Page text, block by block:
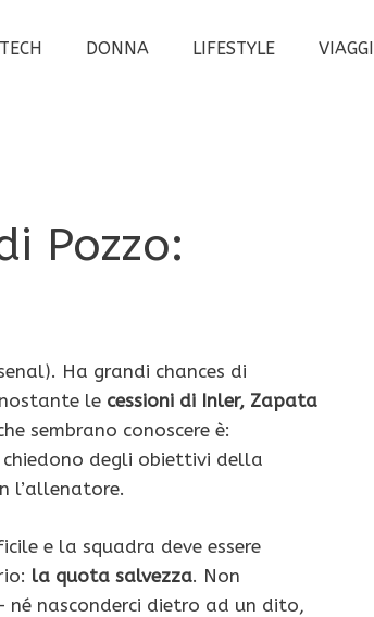
TECH DONNA LIFESTYLE VIAGGI
Pozzo:
Ha grandi chances di
le cessioni di Inler, Zapata
sembrano conoscere è:
degli obiettivi della
l’allenatore.
e la squadra deve essere
la quota salvezza. Non
né nasconderci dietro ad un dito,